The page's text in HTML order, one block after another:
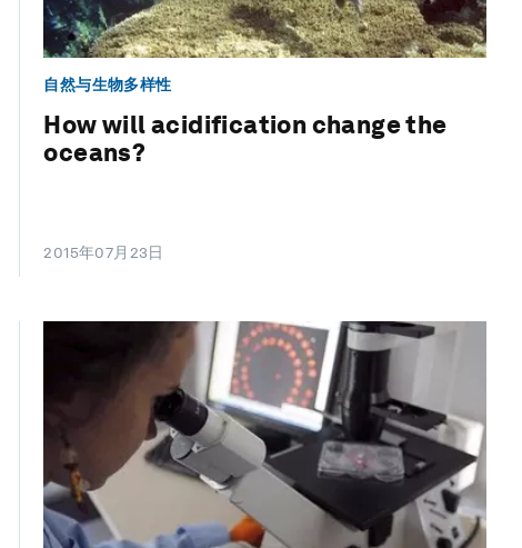
自然与生物多样性
How will acidification change the
oceans?
2015年07月23日